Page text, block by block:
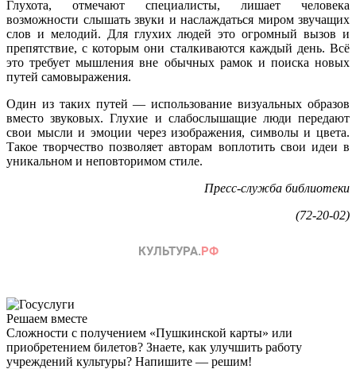
Глухота, отмечают специалисты, лишает человека
возможности слышать звуки и наслаждаться миром звучащих
слов и мелодий. Для глухих людей это огромный вызов и
препятствие, с которым они сталкиваются каждый день. Всё
это требует мышления вне обычных рамок и поиска новых
путей самовыражения.
Один из таких путей — использование визуальных образов
вместо звуковых. Глухие и слабослышащие люди передают
свои мысли и эмоции через изображения, символы и цвета.
Такое творчество позволяет авторам воплотить свои идеи в
уникальном и неповторимом стиле.
Пресс-служба библиотеки
(72-20-02)
Решаем вместе
Сложности с получением «Пушкинской карты» или
приобретением билетов? Знаете, как улучшить работу
учреждений культуры? Напишите — решим!